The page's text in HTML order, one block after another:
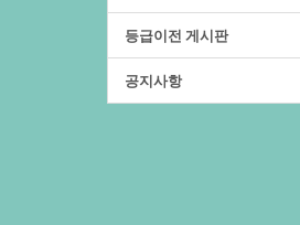
등급이전게시판
공지사항